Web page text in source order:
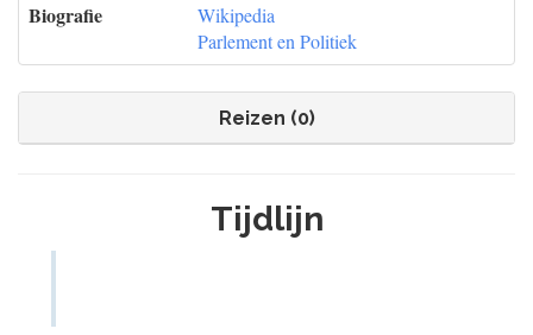
Biografie
Wikipedia
Parlement en Politiek
Reizen (0)
Tijdlijn